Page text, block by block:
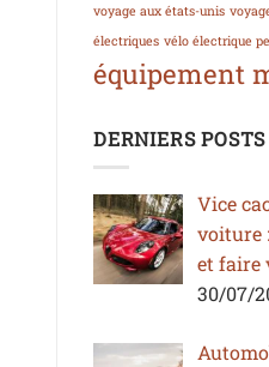
voyage aux états-unis
électriques vélo électrique
équipement
DERNIERS POSTS
Vice
voiture
et faire
30/07/